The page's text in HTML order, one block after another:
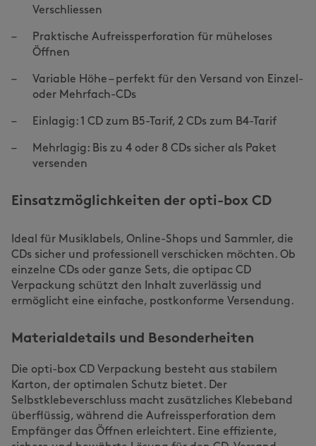
Verschliessen
Praktische Aufreissperforation für müheloses
Öffnen
Variable Höhe – perfekt für den Versand von Einzel-
oder Mehrfach-CDs
Einlagig: 1 CD zum B5-Tarif, 2 CDs zum B4-Tarif
Mehrlagig: Bis zu 4 oder 8 CDs sicher als Paket
versenden
Einsatzmöglichkeiten der opti-box CD
Ideal für Musiklabels, Online-Shops und Sammler, die
CDs sicher und professionell verschicken möchten. Ob
einzelne CDs oder ganze Sets, die optipac CD
Verpackung schützt den Inhalt zuverlässig und
ermöglicht eine einfache, postkonforme Versendung.
Materialdetails und Besonderheiten
Die opti-box CD Verpackung besteht aus stabilem
Karton, der optimalen Schutz bietet. Der
Selbstklebeverschluss macht zusätzliches Klebeband
überflüssig, während die Aufreissperforation dem
Empfänger das Öffnen erleichtert. Eine effiziente,